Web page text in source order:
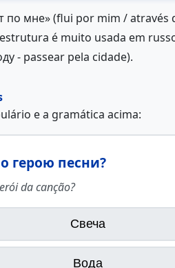
по мне» (flui por mim /
é muito usada em
- passear pela cidade).
e a gramática acima:
герою песни?
da canção?
Свеча
Вода